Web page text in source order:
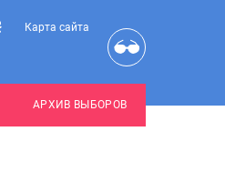
Карта сайта
АРХИВ ВЫБОРОВ